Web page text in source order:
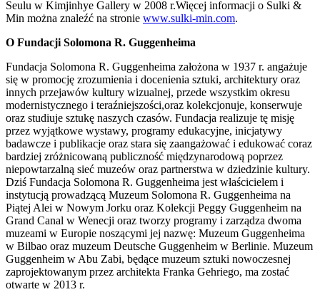
Seulu w Kimjinhye Gallery w 2008 r.Więcej informacji o Sulki &
Min można znaleźć na stronie www.sulki-min.com.
O Fundacji Solomona R. Guggenheima
Fundacja Solomona R. Guggenheima założona w 1937 r. angażuje
się w promocję zrozumienia i docenienia sztuki, architektury oraz
innych przejawów kultury wizualnej, przede wszystkim okresu
modernistycznego i teraźniejszości,oraz kolekcjonuje, konserwuje
oraz studiuje sztukę naszych czasów. Fundacja realizuje tę misję
przez wyjątkowe wystawy, programy edukacyjne, inicjatywy
badawcze i publikacje oraz stara się zaangażować i edukować coraz
bardziej zróżnicowaną publiczność międzynarodową poprzez
niepowtarzalną sieć muzeów oraz partnerstwa w dziedzinie kultury.
Dziś Fundacja Solomona R. Guggenheima jest właścicielem i
instytucją prowadzącą Muzeum Solomona R. Guggenheima na
Piątej Alei w Nowym Jorku oraz Kolekcji Peggy Guggenheim na
Grand Canal w Wenecji oraz tworzy programy i zarządza dwoma
muzeami w Europie noszącymi jej nazwę: Muzeum Guggenheima
w Bilbao oraz muzeum Deutsche Guggenheim w Berlinie. Muzeum
Guggenheim w Abu Zabi, będące muzeum sztuki nowoczesnej
zaprojektowanym przez architekta Franka Gehriego, ma zostać
otwarte w 2013 r.